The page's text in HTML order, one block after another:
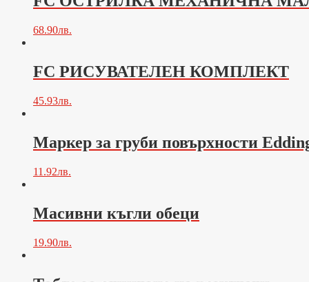
68.90лв.
FC РИСУВАТЕЛЕН КОМПЛЕКТ
45.93лв.
Mаркер за груби повърхности
11.92лв.
Mасивни къгли обеци
19.90лв.